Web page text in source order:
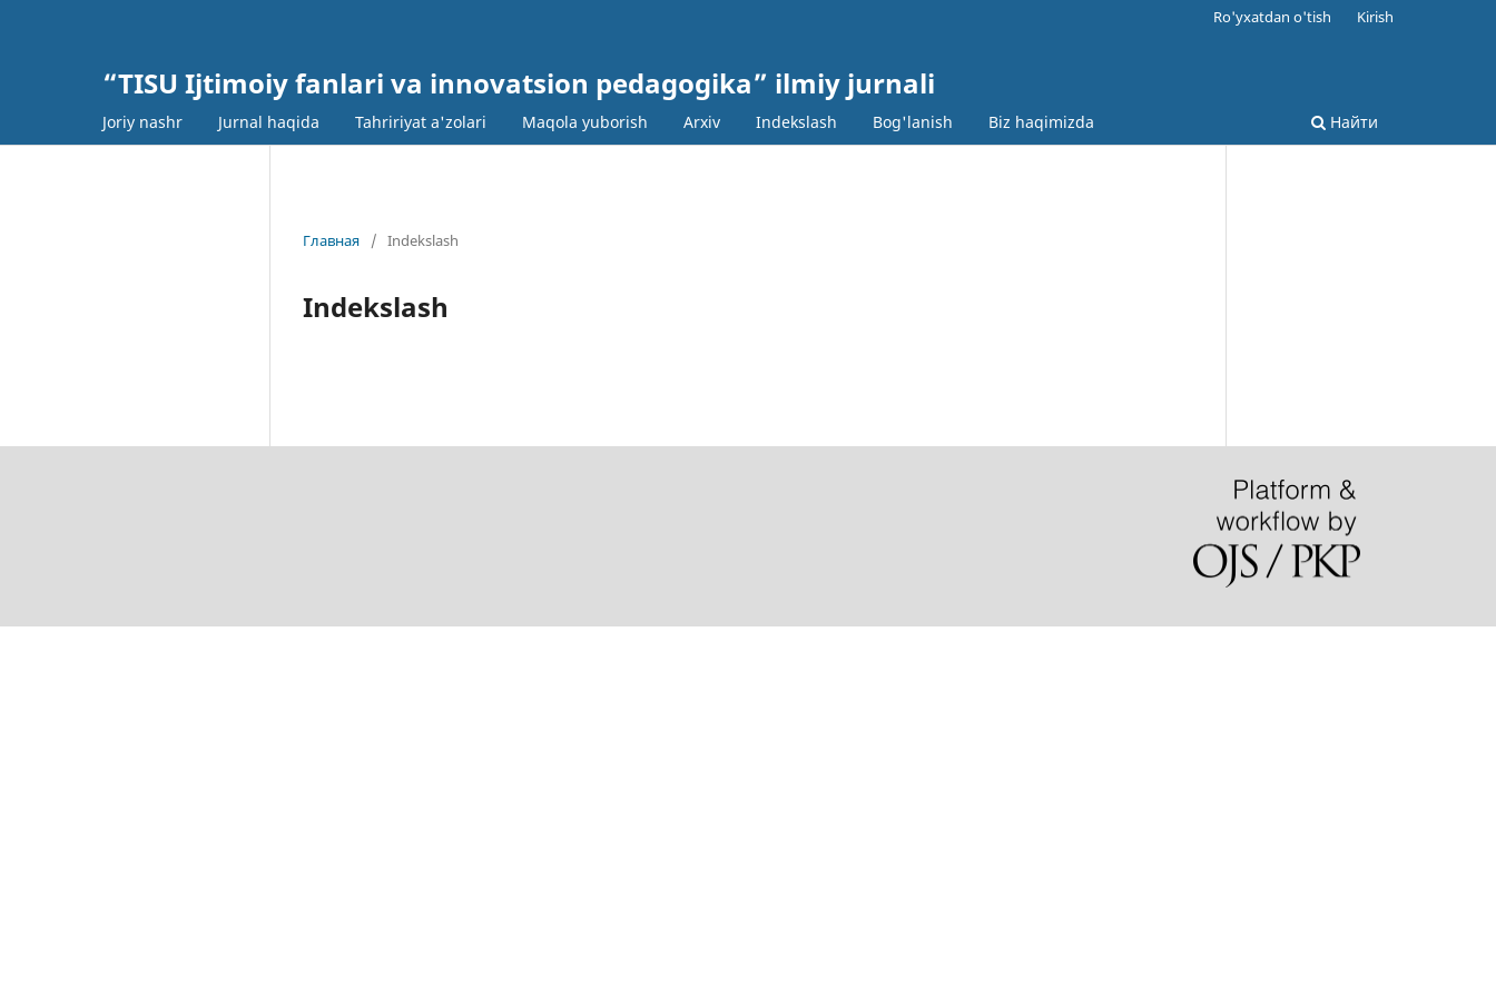
“TISU Ijtimoiy fanlari va innovatsion pedagogika” ilmiy jurnali
Joriy nashr Jurnal haqida Tahririyat a'zolari Maqola yuborish Arxiv Indekslash Bog'lanish Biz haqimizda Найти
Ro'yxatdan o'tish Kirish
Главная / Indekslash
Indekslash